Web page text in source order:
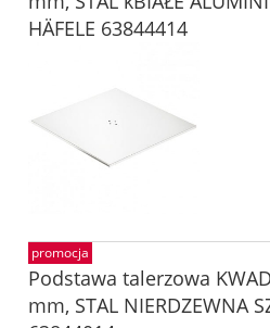
HÄFELE 63844414
Podstawa talerzowa
mm, STAL NIERDZEWNA
promocja